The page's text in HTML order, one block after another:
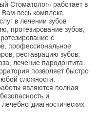
Стоматолог» работает в
весь комплекс
в лечении зубов
протезирование зубов,
с
профессиональное
реставрацию зубов,
лечение пародонтита.
позволяет быстро
сложности.
являются полная
и
диагностических